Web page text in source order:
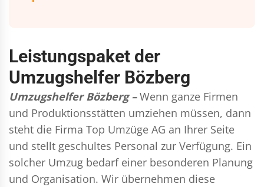
Leistungspaket der
Umzugshelfer Bözberg
Umzugshelfer Bözberg – Wenn ganze Firmen
und Produktionsstätten umziehen müssen, dann
steht die Firma Top Umzüge AG an Ihrer Seite
und stellt geschultes Personal zur Verfügung. Ein
solcher Umzug bedarf einer besonderen Planung
und Organisation. Wir übernehmen diese